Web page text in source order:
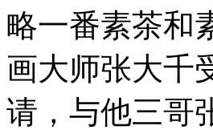
略一番素茶和
画大师张大千
请，与他三哥